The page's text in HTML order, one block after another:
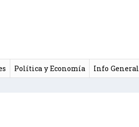
Política y Economía Info General